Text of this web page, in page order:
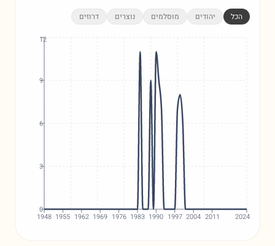
הכל יהודים מוסלמים נוצרים דרוזים
1948 1955 1962 1969 1976 1983 1990 1997 2004 2011 2024
0
3
6
9
12